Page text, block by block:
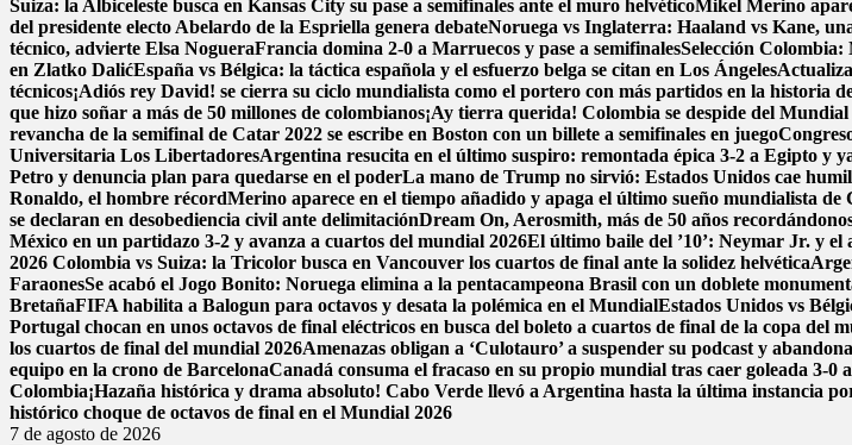
Suiza: la Albiceleste busca en Kansas City su pase a semifinales ante el muro helvéticoMikel Merino
del presidente electo Abelardo de la Espriella genera debateNoruega vs Inglaterra: Haaland vs Kane,
técnico, advierte Elsa NogueraFrancia domina 2-0 a Marruecos y pase a semifinalesSelección
en Zlatko DalićEspaña vs Bélgica: la táctica española y el esfuerzo belga se citan en Los Ángeles
técnicos¡Adiós rey David! se cierra su ciclo mundialista como el portero con más partidos en la historia
que hizo soñar a más de 50 millones de colombianos¡Ay tierra querida! Colombia se despide del
revancha de la semifinal de Catar 2022 se escribe en Boston con un billete a semifinales en juego
Universitaria Los LibertadoresArgentina resucita en el último suspiro: remontada épica 3-2 a Egipto y
Petro y denuncia plan para quedarse en el poderLa mano de Trump no sirvió: Estados Unidos cae
Ronaldo, el hombre récordMerino aparece en el tiempo añadido y apaga el último sueño mundialista
se declaran en desobediencia civil ante delimitaciónDream On, Aerosmith, más de 50 años
México en un partidazo 3-2 y avanza a cuartos del mundial 2026El último baile del ’10’: Neymar Jr. y
2026 Colombia vs Suiza: la Tricolor busca en Vancouver los cuartos de final ante la solidez helvética
FaraonesSe acabó el Jogo Bonito: Noruega elimina a la pentacampeona Brasil con un doblete
BretañaFIFA habilita a Balogun para octavos y desata la polémica en el MundialEstados Unidos vs
Portugal chocan en unos octavos de final eléctricos en busca del boleto a cuartos de final de la copa del
los cuartos de final del mundial 2026Amenazas obligan a ‘Culotauro’ a suspender su podcast y
equipo en la crono de BarcelonaCanadá consuma el fracaso en su propio mundial tras caer goleada 3-
Colombia¡Hazaña histórica y drama absoluto! Cabo Verde llevó a Argentina hasta la última instancia
histórico choque de octavos de final en el Mundial 2026
7 de agosto de 2026